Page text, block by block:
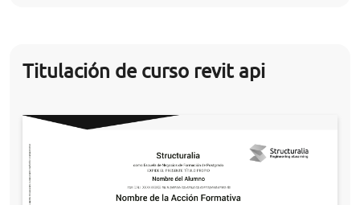
Titulación de curso revit api